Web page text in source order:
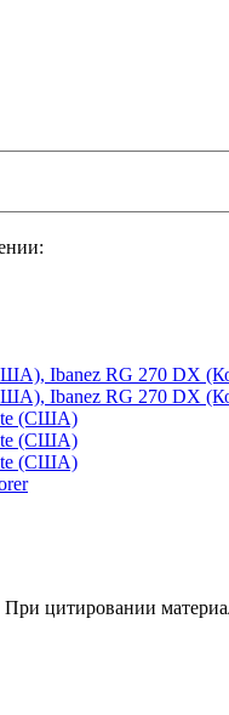
Ibanez RG 270 DX
Ibanez RG 270 DX
(США)
(США)
(США)
цитировании